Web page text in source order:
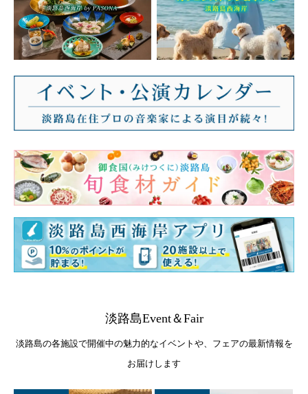
淡路島Event＆Fair
淡路島の各施設で開催中の魅力的なイベントや、フェアの最新情報を
お届けします